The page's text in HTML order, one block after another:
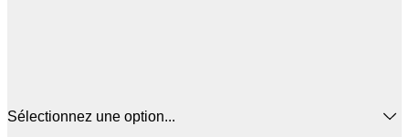
Sélectionnez une option...